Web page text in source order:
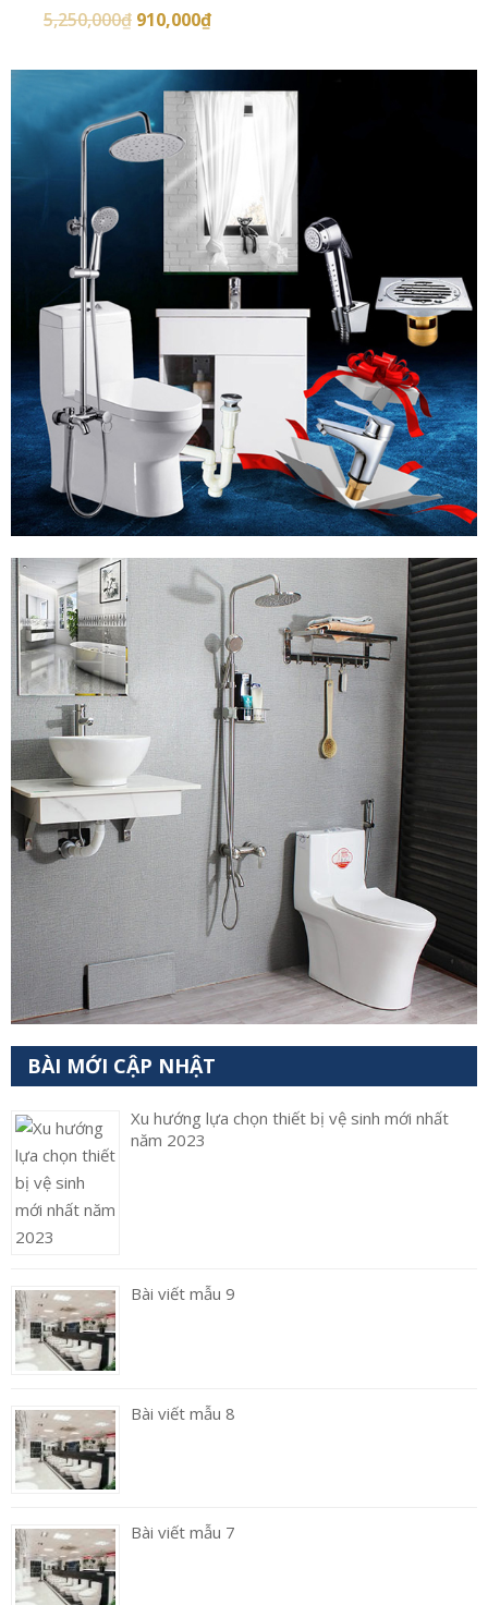
5,250,000₫ 910,000₫
BÀI MỚI CẬP NHẬT
Xu hướng lựa chọn thiết bị vệ sinh mới nhất
năm 2023
Bài viết mẫu 9
Bài viết mẫu 8
Bài viết mẫu 7